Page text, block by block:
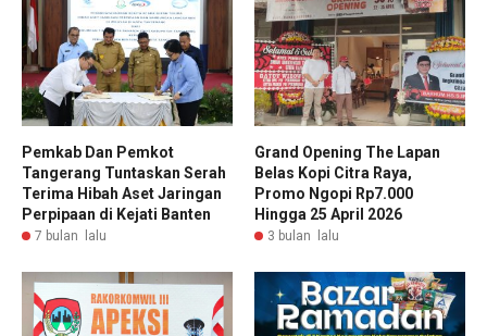
Pemkab Dan Pemkot
Tangerang Tuntaskan Serah
Terima Hibah Aset Jaringan
Perpipaan di Kejati Banten
7 bulan lalu
Grand Opening The Lapan
Belas Kopi Citra Raya,
Promo Ngopi Rp7.000
Hingga 25 April 2026
3 bulan lalu